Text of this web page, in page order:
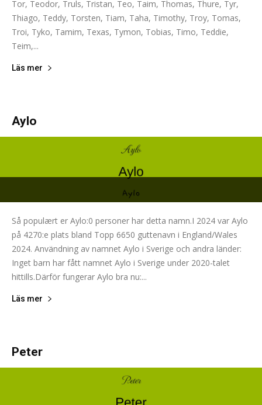
Tor, Teodor, Truls, Tristan, Teo, Taim, Thomas, Thure, Tyr,
Thiago, Teddy, Torsten, Tiam, Taha, Timothy, Troy, Tomas,
Troi, Tyko, Tamim, Texas, Tymon, Tobias, Timo, Teddie,
Teim,...
Läs mer
Aylo
Så populært er Aylo:0 personer har detta namn.I 2024 var Aylo
på 4270:e plats bland Topp 6650 guttenavn i England/Wales
2024. Användning av namnet Aylo i Sverige och andra länder:
Inget barn har fått namnet Aylo i Sverige under 2020-talet
hittills.Därför fungerar Aylo bra nu:...
Läs mer
Peter